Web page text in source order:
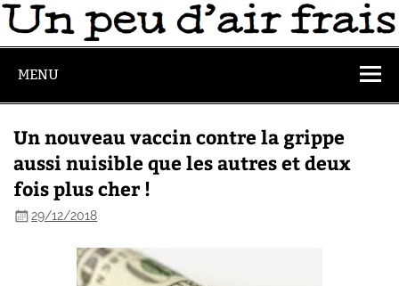
MENU
Un nouveau vaccin contre la grippe
aussi nuisible que les autres et deux
fois plus cher !
29/12/2018